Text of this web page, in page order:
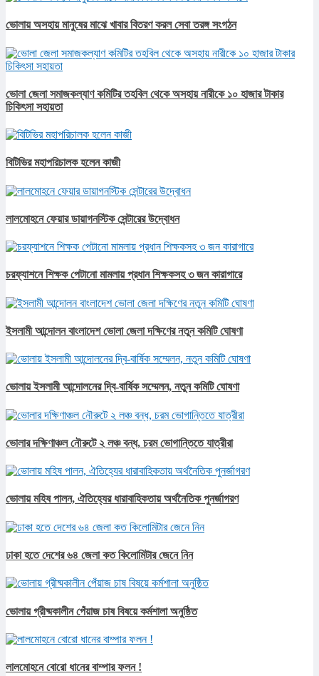
ভোলায় অসহায় মানুষের মাঝে খাবার বিতরণ করল সেবা তরঙ্গ সংগঠন
ভোলা জেলা সমাজকল্যাণ কমিটির তহবিল থেকে অসহায় নারীকে ১০ হাজার টাকার
চিকিৎসা সহায়তা
বিটিভির মহাপরিচালক হলেন কাজী
লালমোহনে ফেয়ার ডায়াগনস্টিক সেন্টারের উদ্বোধন
চরফ্যাশনে শিক্ষক পেটানো মামলায় প্রধান শিক্ষকসহ ৩ জন কারাগারে
ইসলামী আন্দোলন বাংলাদেশ ভোলা জেলা দক্ষিণের নতুন কমিটি ঘোষণা
ভোলায় ইসলামী আন্দোলনের দ্বি-বার্ষিক সম্মেলন, নতুন কমিটি ঘোষণা
ভোলার দক্ষিণাঞ্চল নৌরুটে ২ লঞ্চ বন্ধ, চরম ভোগান্তিতে যাত্রীরা
ভোলায় মহিষ পালন, ঐতিহ্যের ধারাবাহিকতায় অর্থনৈতিক পুনর্জাগরণ
ঢাকা হতে দেশের ৬৪ জেলা কত কিলোমিটার জেনে নিন
ভোলায় গ্রীষ্মকালীন পেঁয়াজ চাষ বিষয়ে কর্মশালা অনুষ্ঠিত
লালমোহনে বোরো ধানের বাম্পার ফলন !